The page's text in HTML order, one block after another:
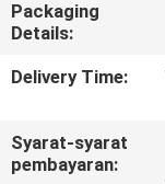
TUR
PABRIK
KUALITAS
Packaging
Details:
Delivery Time:
Syarat-syarat
pembayaran: